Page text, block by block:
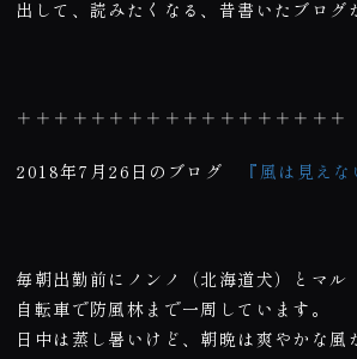
出して、読みたくなる、昔書いたブログ
＋＋＋＋＋＋＋＋＋＋＋＋＋＋＋＋＋＋
2018年7月26日のブログ 『風は見えな
毎朝出勤前にノンノ（北海道犬）とマル
自転車で防風林まで一周しています。
日中は蒸し暑いけど、朝晩は爽やかな風